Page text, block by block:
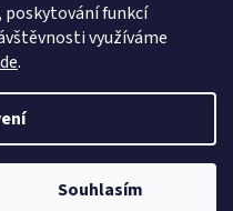
poskytování funkcí
využíváme
.
Souhlasím
vyhrazena.Upravit nastavení